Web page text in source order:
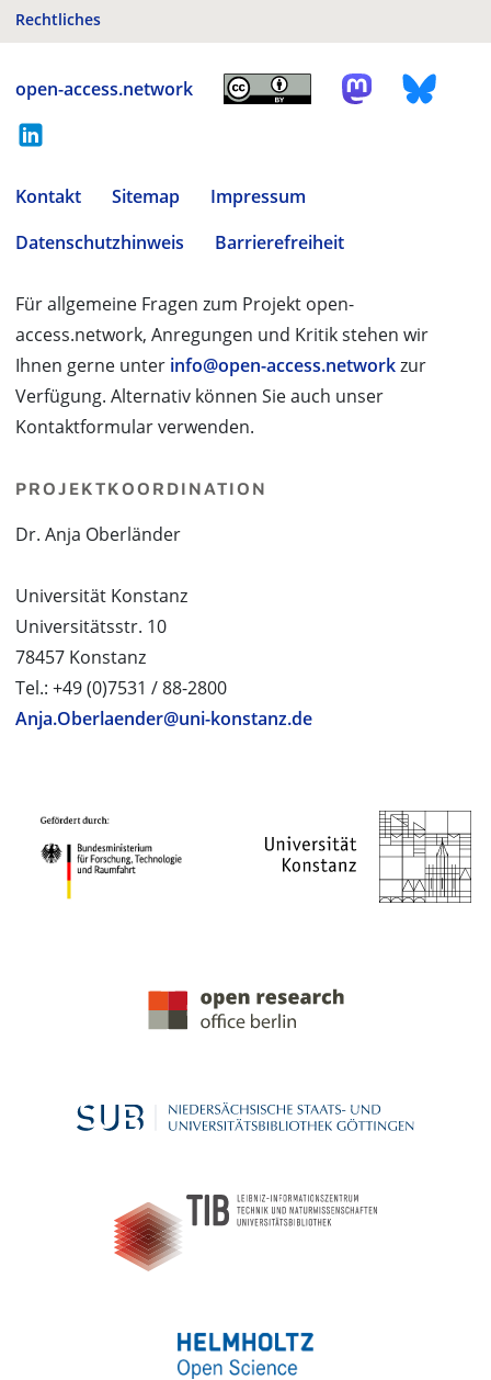
Rechtliches
open-access.network
Kontakt Sitemap
Impressum
Datenschutzhinweis
Barrierefreiheit
Für allgemeine Fragen zum Projekt open-
access.network, Anregungen und Kritik stehen wir
Ihnen gerne unter info@open-access.networkzur
Verfügung. Alternativ können Sie auch unser
Kontaktformular verwenden.
PROJEKTKOORDINATION
Dr. Anja Oberländer
Universität Konstanz
Universitätsstr. 10
78457 Konstanz
Tel.: +49 (0)7531 / 88-2800
Anja.Oberlaender@uni-konstanz.de